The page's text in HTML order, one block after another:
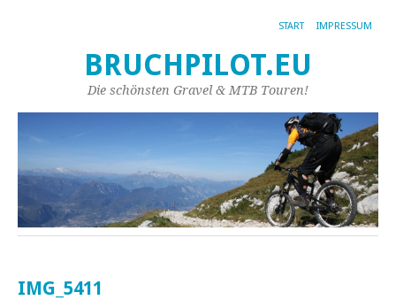
START IMPRESSUM
BRUCHPILOT.EU
Die schönsten Gravel & MTB Touren!
IMG_5411